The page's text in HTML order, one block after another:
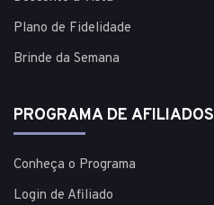
Plano de Fidelidade
Brinde da Semana
PROGRAMA DE AFILIADOS
Conheça o Programa
Login de Afiliado